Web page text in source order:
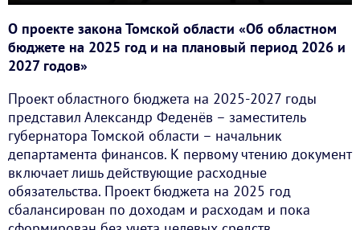
О проекте закона Томской области «Об областном
бюджете на 2025 год и на плановый период 2026 и
2027 годов»
Проект областного бюджета на 2025-2027 годы
представил Александр Феденёв – заместитель
губернатора Томской области – начальник
департамента финансов. К первому чтению документ
включает лишь действующие расходные
обязательства. Проект бюджета на 2025 год
сбалансирован по доходам и расходам и пока